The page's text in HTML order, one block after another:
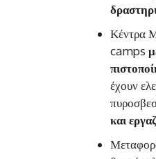
Κέντρα
camps
έχουν
και